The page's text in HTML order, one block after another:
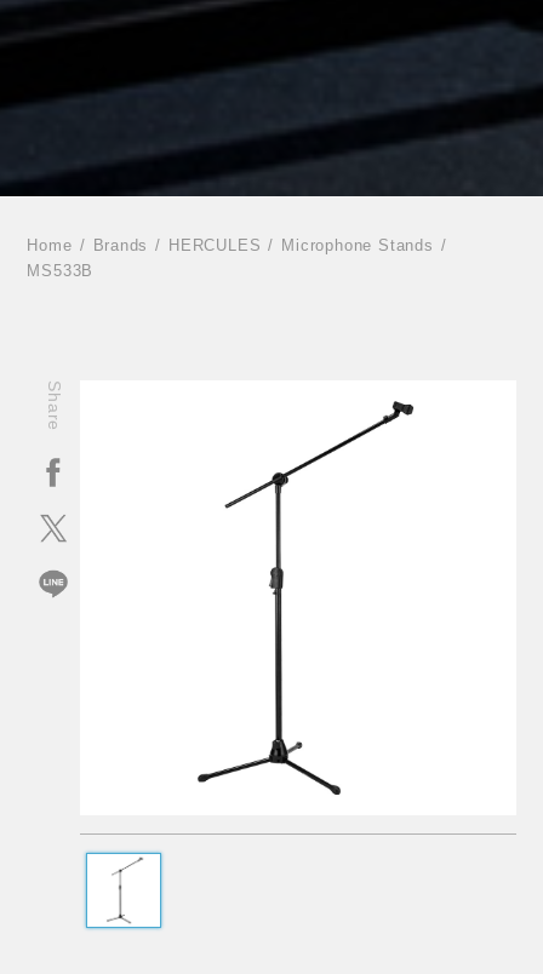
Home Brands HERCULES
Microphone Stands
MS533B
Share